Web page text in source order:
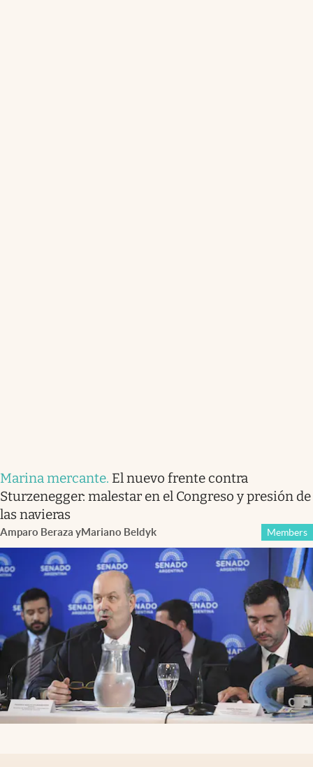
Marina mercante. El nuevo frente contra
Sturzenegger: malestar en el Congreso y presión de
las navieras
Amparo Beraza yMariano Beldyk Members